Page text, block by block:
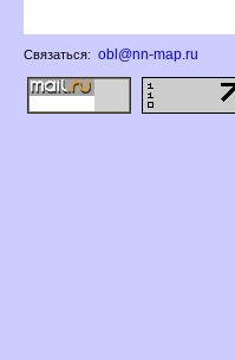
Связаться: obl@nn-map.ru